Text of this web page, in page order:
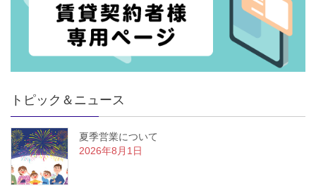
トピック＆ニュース
夏季営業について
2026年8月1日